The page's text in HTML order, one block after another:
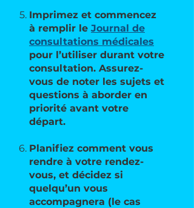
Imprimez et commencez
à remplir le Journal de
consultations médicales
pour l’utiliser durant votre
consultation. Assurez-
vous de noter les sujets et
questions à aborder en
priorité avant votre
départ.
Planifiez comment vous
rendre à votre rendez-
vous, et décidez si
quelqu’un vous
accompagnera (le cas